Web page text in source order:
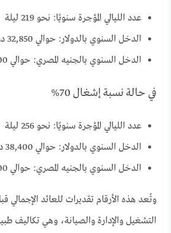
عدد الليالي المؤجرة سنويًا: نحو 219 ليلة
الدخل السنوي بالدولار: حوالي 32,850 دولار
الدخل السنوي بالجنيه المصري: حوالي 1,642,500 جنيه
في حالة نسبة إشغال 70%
عدد الليالي المؤجرة سنويًا: نحو 256 ليلة
الدخل السنوي بالدولار: حوالي 38,400 دولار
الدخل السنوي بالجنيه المصري: حوالي 1,920,000 جنيه
وتُعد هذه الأرقام تقديرات للعائد
التشغيل والإدارة والصيانة، وهي تكاليف